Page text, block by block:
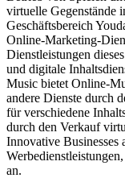
virtuelle Gegenstände
Geschäftsbereich
Online-Marketing-
Dienstleistungen
und digitale
Music bietet Online-
andere Dienste durch
für verschiedene
durch den Verkauf
Innovative Businesses
an.